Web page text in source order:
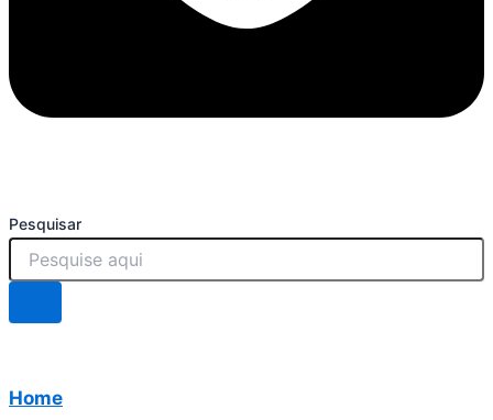
Pesquisar
Home